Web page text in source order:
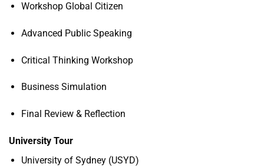
Workshop Global Citizen
Advanced Public Speaking
Critical Thinking Workshop
Business Simulation
Final Review & Reflection
University Tour
University of Sydney (USYD)